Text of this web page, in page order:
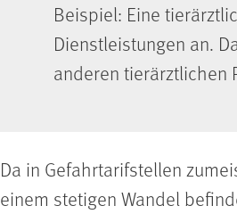
Beispiel: Eine
Dienstleistungen an.
anderen tierärztlichen
Da in Gefahrtarifstellen
einem stetigen Wandel